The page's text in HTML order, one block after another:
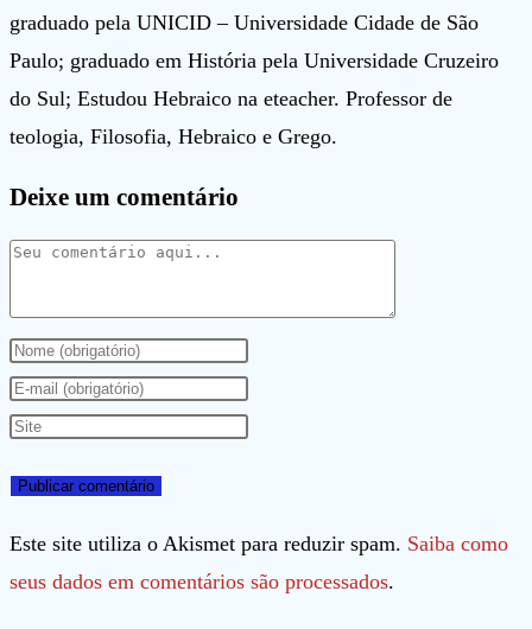
graduado pela UNICID – Universidade Cidade de São
Paulo; graduado em História pela Universidade Cruzeiro
do Sul; Estudou Hebraico na eteacher. Professor de
teologia, Filosofia, Hebraico e Grego.
Deixe um comentário
Comentário
Digite
seu
nome
nome
de
usuário
Digite
seu
de
e-
mail
Digite
URL
do
seu
Este site utiliza o Akismet para reduzir spam. Saiba como
seus dados em comentários são processados.